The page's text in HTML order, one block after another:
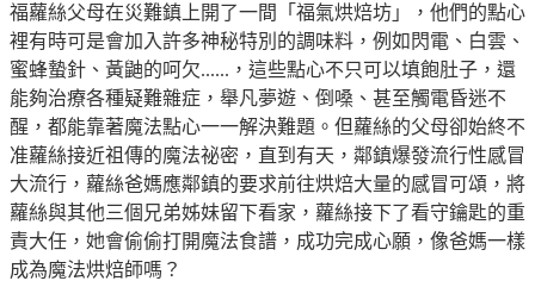
福蘿絲父母在災難鎮上開了一間「福氣烘焙坊」，他們的點心
裡有時可是會加入許多神秘特別的調味料，例如閃電、白雲、
蜜蜂蟄針、黃鼬的呵欠...... ，這些點心不只可以填飽肚子，還
能夠治療各種疑難雜症，舉凡夢遊、倒嗓、甚至觸電昏迷不
醒，都能靠著魔法點心一一解決難題。但蘿絲的父母卻始終不
准蘿絲接近祖傳的魔法祕密，直到有天，鄰鎮爆發流行性感冒
大流行，蘿絲爸媽應鄰鎮的要求前往烘焙大量的感冒可頌，將
蘿絲與其他三個兄弟姊妹留下看家，蘿絲接下了看守鑰匙的重
責大任，她會偷偷打開魔法食譜，成功完成心願，像爸媽一樣
成為魔法烘焙師嗎？